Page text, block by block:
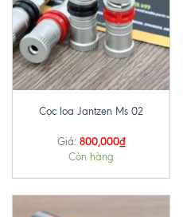
Cọc loa Jantzen Ms 02
Giá: 800,000₫
Còn hàng